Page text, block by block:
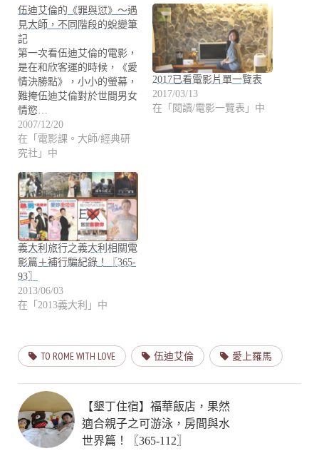
伍迪艾倫的《罪與愆》～遇
見大師，不同階段的蛻變筆
記
第一次看伍迪艾倫的電影，
是在和欣客運的時候，《愛
情決勝點》，小小的螢幕，
難掩伍迪艾倫對於世間男女
情慾…
2007/12/20
在「電影課。大師/經典研
究社」中
2017已看電影片單一覽表
2017/03/13
在「閱讀/電影一覽表」中
義大利旅行之義大利相關電
影篇＋補行騙紀錄！〖365-
93〗
2013/06/03
在「2013義大利」中
TO ROME WITH LOVE 伍迪艾倫 愛上羅馬
【墾丁住宿】福華飯店，果然
適合親子之可游泳，房間與水
世界篇！〖365-112〗